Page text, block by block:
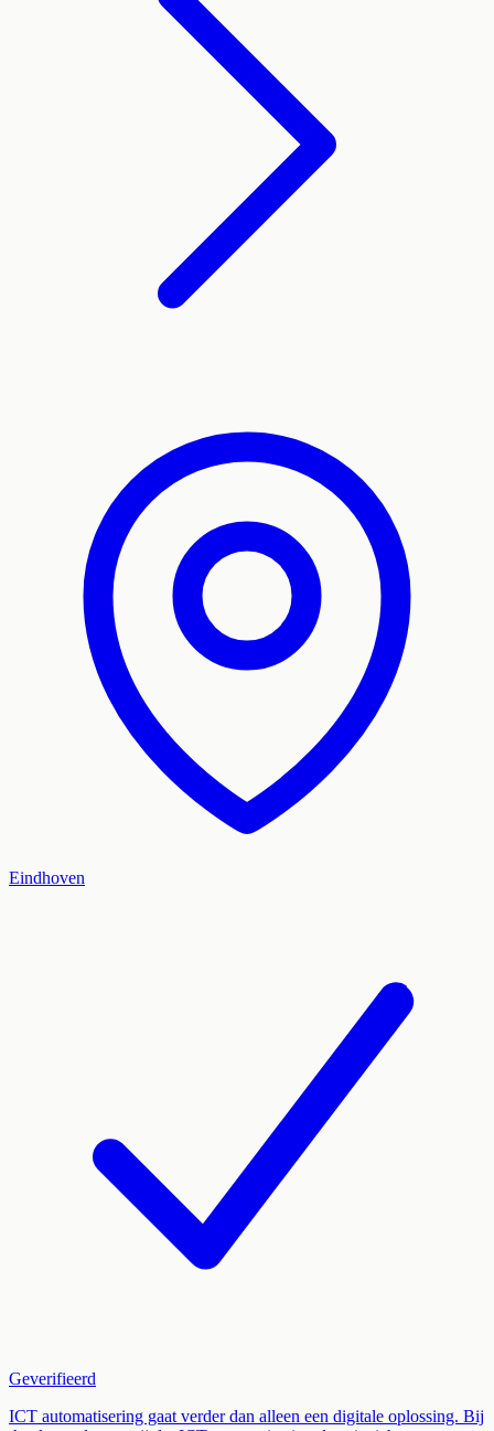
Eindhoven
Geverifieerd
ICT automatisering gaat verder dan alleen een digitale oplossing. Bij